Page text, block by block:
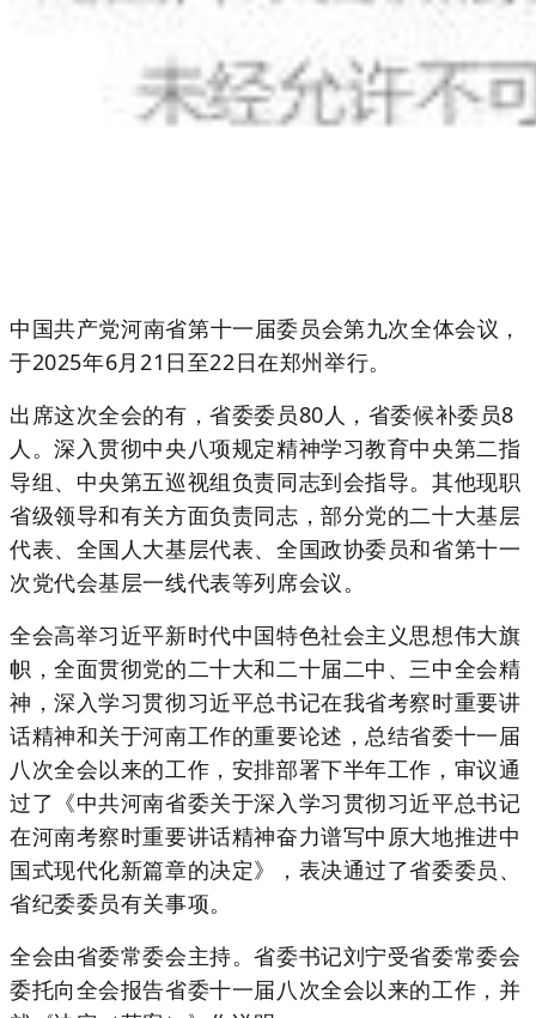
中国共产党河南省第十一届委员会第九次全体会议，
于2025年6月21日至22日在郑州举行。
出席这次全会的有，省委委员80人，省委候补委员8
人。深入贯彻中央八项规定精神学习教育中央第二指
导组、中央第五巡视组负责同志到会指导。其他现职
省级领导和有关方面负责同志，部分党的二十大基层
代表、全国人大基层代表、全国政协委员和省第十一
次党代会基层一线代表等列席会议。
全会高举习近平新时代中国特色社会主义思想伟大旗
帜，全面贯彻党的二十大和二十届二中、三中全会精
神，深入学习贯彻习近平总书记在我省考察时重要讲
话精神和关于河南工作的重要论述，总结省委十一届
八次全会以来的工作，安排部署下半年工作，审议通
过了《中共河南省委关于深入学习贯彻习近平总书记
在河南考察时重要讲话精神奋力谱写中原大地推进中
国式现代化新篇章的决定》，表决通过了省委委员、
省纪委委员有关事项。
全会由省委常委会主持。省委书记刘宁受省委常委会
委托向全会报告省委十一届八次全会以来的工作，并